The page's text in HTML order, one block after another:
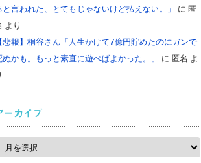
と言われた、とてもじゃないけど払えない。」
に 匿
より
【悲報】桐谷さん「人生かけて7億円貯めたのにガンで
ぬかも。もっと素直に遊べばよかった。」
に 匿名 よ
ーカイブ